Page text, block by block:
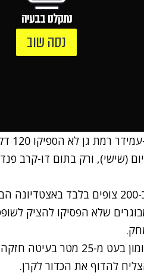
נתקלנו בבעיה
נסה שוב
המשחק יצא לדרך לעיני כ-200 צופים
שלא הפסיקו להציק
בדקה ה-12, יצחק בן סולומון
להדוף את הכדור לקרן.